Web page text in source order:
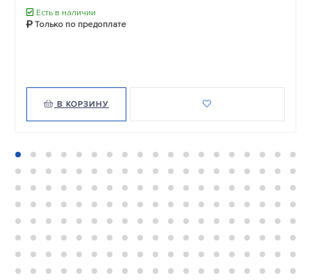
Есть в наличии
Только по предоплате
В КОРЗИНУ